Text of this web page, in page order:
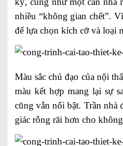
nhiều “không gian chết”.
để lựa chọn kích cỡ và loại
Màu sắc chủ đạo của nội
màu kết hợp mang lại sự
cũng vẫn nổi bật. Trần nhà
giác rỗng rãi hơn cho